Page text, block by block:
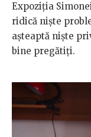
Expoziția
ridică niște
așteaptă niște
bine pregătiți.